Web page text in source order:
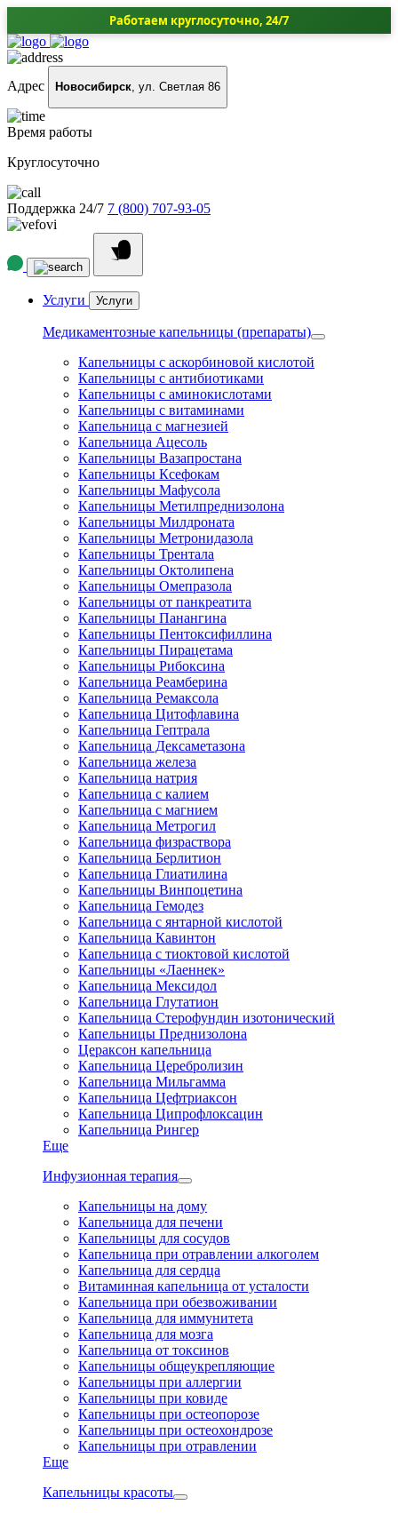
Работаем круглосуточно, 24/7
Адрес Новосибирск, ул. Светлая 86
Время работы
Круглосуточно
Поддержка 24/7 7 (800) 707-93-05
Услуги Услуги
Медикаментозные капельницы (препараты)
Капельницы с аскорбиновой кислотой
Капельницы с антибиотиками
Капельницы с аминокислотами
Капельницы с витаминами
Капельница с магнезией
Капельница Ацесоль
Капельницы Вазапростана
Капельницы Ксефокам
Капельницы Мафусола
Капельницы Метилпреднизолона
Капельницы Милдроната
Капельницы Метронидазола
Капельницы Трентала
Капельницы Октолипена
Капельницы Омепразола
Капельницы от панкреатита
Капельницы Панангина
Капельницы Пентоксифиллина
Капельницы Пирацетама
Капельницы Рибоксина
Капельница Реамберина
Капельница Ремаксола
Капельница Цитофлавина
Капельница Гептрала
Капельница Дексаметазона
Капельница железа
Капельница натрия
Капельница с калием
Капельница с магнием
Капельница Метрогил
Капельница физраствора
Капельница Берлитион
Капельница Глиатилина
Капельницы Винпоцетина
Капельница Гемодез
Капельница с янтарной кислотой
Капельница Кавинтон
Капельница с тиоктовой кислотой
Капельницы «Лаеннек»
Капельница Мексидол
Капельница Глутатион
Капельница Стерофундин изотонический
Капельницы Преднизолона
Цераксон капельница
Капельница Церебролизин
Капельница Мильгамма
Капельница Цефтриаксон
Капельница Ципрофлоксацин
Капельница Рингер
Еще
Инфузионная терапия
Капельницы на дому
Капельница для печени
Капельницы для сосудов
Капельница при отравлении алкоголем
Капельница для сердца
Витаминная капельница от усталости
Капельница при обезвоживании
Капельница для иммунитета
Капельница для мозга
Капельница от токсинов
Капельницы общеукрепляющие
Капельницы при аллергии
Капельницы при ковиде
Капельницы при остеопорозе
Капельницы при остеохондрозе
Капельницы при отравлении
Еще
Капельницы красоты